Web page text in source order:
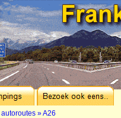
autoroutes»A26